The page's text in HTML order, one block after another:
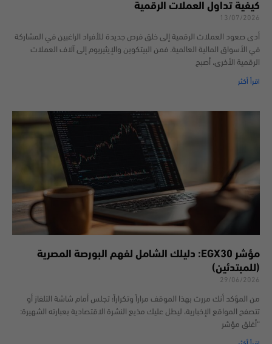
كيفية تداول العملات الرقمية
13/07/2026
أدى صعود العملات الرقمية إلى خلق فرص جديدة للأفراد الراغبين في المشاركة
في الأسواق المالية العالمية. فمن البيتكوين والإيثيريوم إلى آلاف العملات
الرقمية الأخرى، أصبح
اقرأ أكثر
مؤشر EGX30: دليلك الشامل لفهم البورصة المصرية
(للمبتدئين)
29/06/2026
من المؤكد أنك مررت بهذا الموقف مراراً وتكراراً؛ تجلس أمام شاشة التلفاز أو
تتصفح المواقع الإخبارية، ليطل عليك مذيع النشرة الاقتصادية بعبارته الشهيرة:
“أغلق مؤشر